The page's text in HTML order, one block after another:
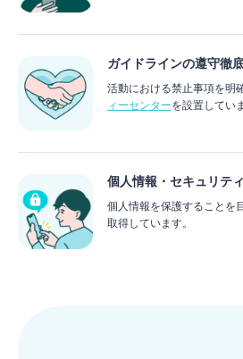
ガイドラインの遵守徹
活動における禁止事項を明
ィーセンターを設置してい
個人情報・セキュリテ
個人情報を保護することを
取得しています。